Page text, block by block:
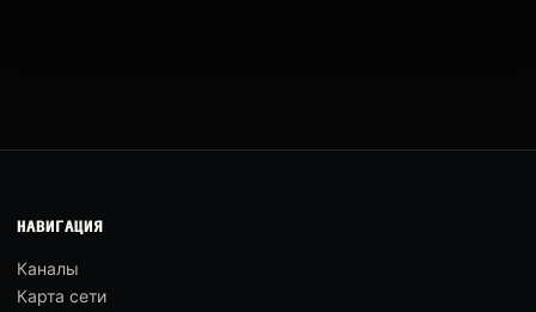
НАВИГАЦИЯ
Каналы
Карта сети